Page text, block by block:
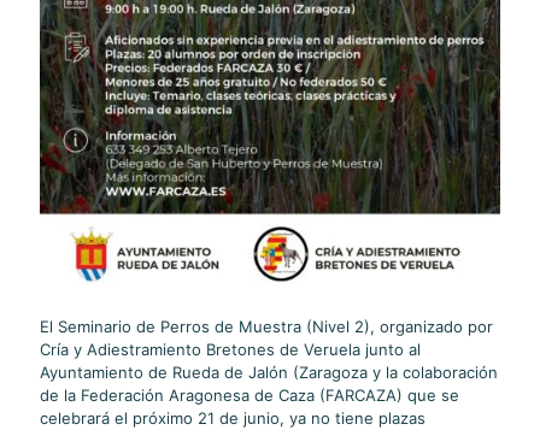
El Seminario de Perros de Muestra (Nivel 2), organizado por
Cría y Adiestramiento Bretones de Veruela junto al
Ayuntamiento de Rueda de Jalón (Zaragoza y la colaboración
de la Federación Aragonesa de Caza (FARCAZA) que se
celebrará el próximo 21 de junio, ya no tiene plazas